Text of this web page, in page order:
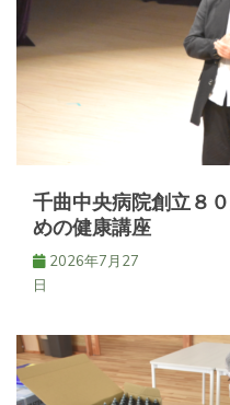
シ
ョ
ン
千曲中央病院創立８
めの健康講座
2026年7月27
日